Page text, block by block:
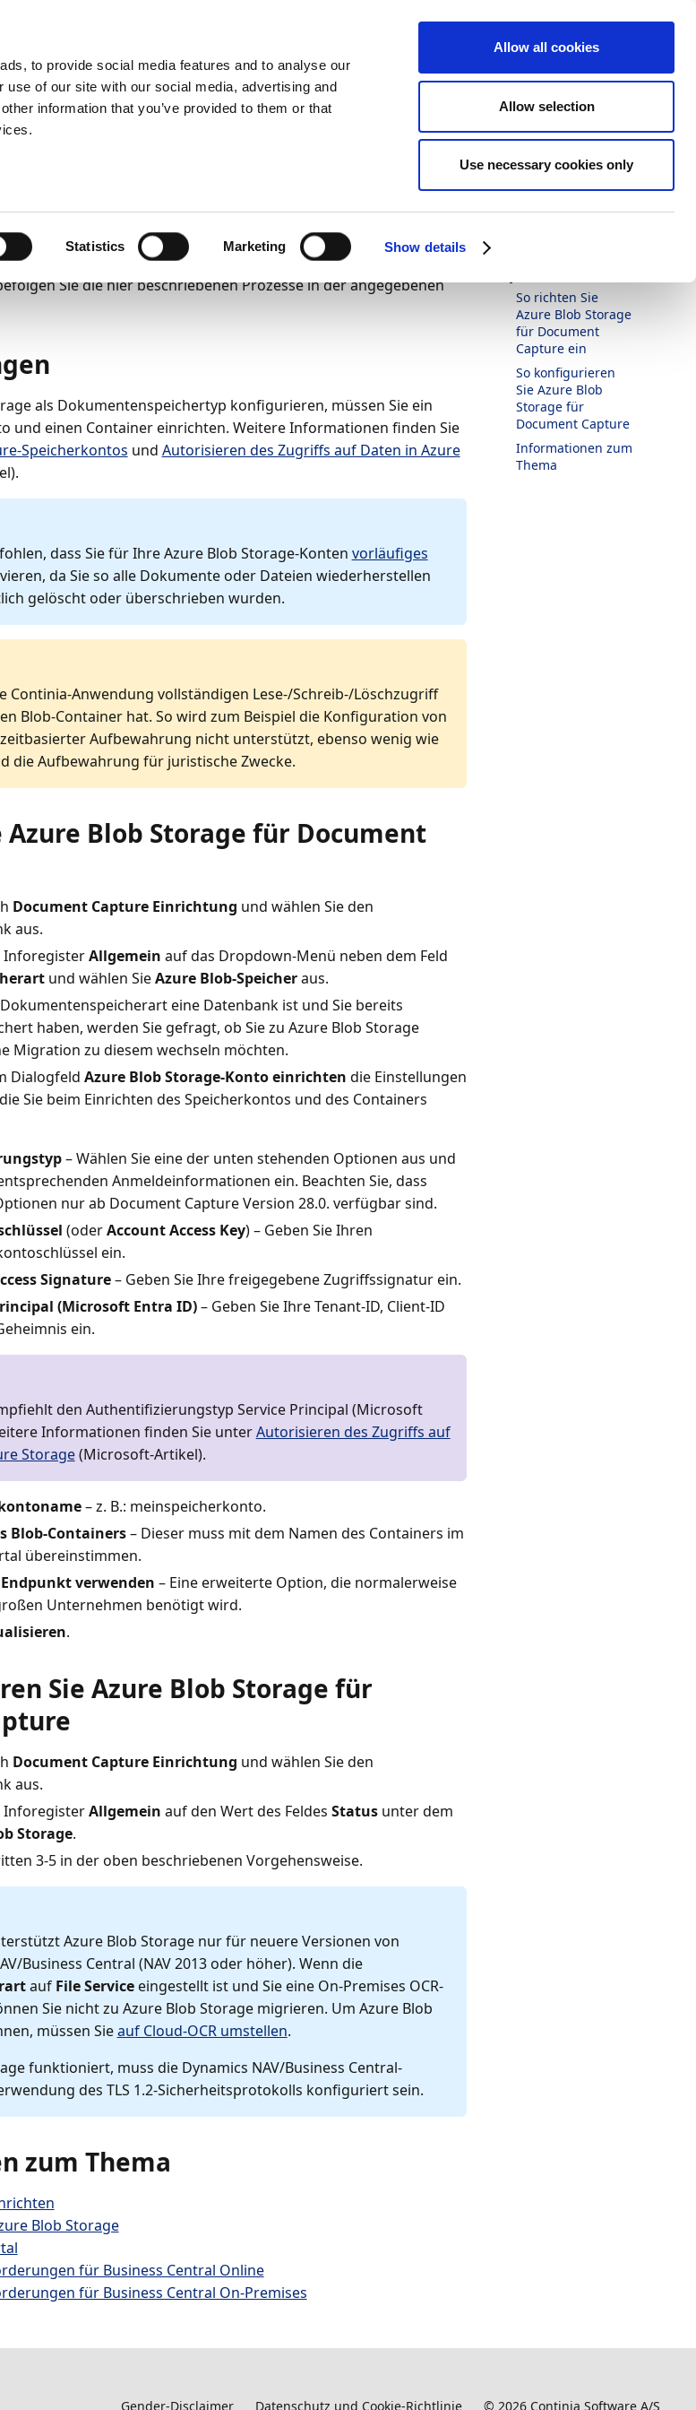
to provide social media features and to analyse our
of our site with our social media, advertising and
information that you’ve provided to them or that
Statistics Marketing Show details
Allow all cookies
Allow selection
Use necessary cookies only
Azure Blob Storage einrichten Drucken Sprache
bietet leistungsstarke Möglichkeiten zur
einfacher Integration in Azure Blob Storage. Um Azure Blob
Sie die hier beschriebenen Prozesse in der angegebenen
als Dokumentenspeichertyp konfigurieren, müssen Sie ein
und einen Container einrichten. Weitere Informationen finden Sie
Speicherkontos und Autorisieren des Zugriffs auf Daten in Azure
dass Sie für Ihre Azure Blob Storage-Konten vorläufiges
da Sie so alle Dokumente oder Dateien wiederherstellen
gelöscht oder überschrieben wurden.
Continia-Anwendung vollständigen Lese-/Schreib-/Löschzugriff
Blob-Container hat. So wird zum Beispiel die Konfiguration von
Aufbewahrung nicht unterstützt, ebenso wenig wie
die Aufbewahrung für juristische Zwecke.
Azure Blob Storage für Document
Document Capture Einrichtung und wählen Sie den
aus.
InforegisterAllgemein auf das Dropdown-Menü neben dem Feld
und wählen SieAzure Blob-Speicheraus.
eine Datenbank ist und Sie bereits
haben, werden Sie gefragt, ob Sie zu Azure Blob Storage
Migration zu diesem wechseln möchten.
Dialogfeld Azure Blob Storage-Konto einrichten die Einstellungen
Sie beim Einrichten des Speicherkontos und des Containers
– Wählen Sie eine der unten stehenden Optionen aus und
Anmeldeinformationen ein. Beachten Sie, dass
nur ab Document Capture Version 28.0. verfügbar sind.
(oderAccount Access Key) – Geben Sie Ihren
ein.
Signature– Geben Sie Ihre freigegebene Zugriffssignatur ein.
(Microsoft Entra ID)– Geben Sie Ihre Tenant-ID, Client-ID
ein.
den Authentifizierungstyp Service Principal (Microsoft
Informationen finden Sie unterAutorisieren des Zugriffs auf
Storage(Microsoft-Artikel).
– z. B.: meinspeicherkonto.
Blob-Containers– Dieser muss mit dem Namen des Containers im
übereinstimmen.
verwenden – Eine erweiterte Option, die normalerweise
Unternehmen benötigt wird.
.
Sie Azure Blob Storage für
Document Capture Einrichtung und wählen Sie den
aus.
InforegisterAllgemein auf den Wert des Feldes Statusunter dem
Storage.
3-5 in der oben beschriebenen Vorgehensweise.
Azure Blob Storage nur für neuere Versionen von
Business Central (NAV 2013 oder höher). Wenn die
auf File Serviceeingestellt ist und Sie eine On-Premises OCR-
Sie nicht zu Azure Blob Storage migrieren. Um Azure Blob
müssen Sieauf Cloud-OCR umstellen.
funktioniert, muss die Dynamics NAV/Business Central-
des TLS 1.2-Sicherheitsprotokolls konfiguriert sein.
zum Thema
Blob Storage
für Business Central Online
für Business Central On-Premises
Ist diese Seite
hilfreich?
So richten Sie
Azure Blob Storage
für Document
Capture ein
So konfigurieren
Sie Azure Blob
Storage für
Document Capture
Informationen zum
Thema
Gender-Disclaimer Datenschutz und Cookie-Richtlinie © 2026 Continia Software A/S